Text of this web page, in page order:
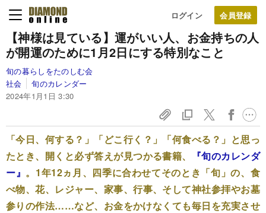
ログイン
【神様は見ている】運がいい人、お金持ちの人
が開運のために1月2日にする特別なこと
旬の暮らしをたのしむ会
社会
旬のカレンダー
2024年1月1日 3:30
「今日、何する？」「どこ行く？」「何食べる？」と思っ
たとき、開くと必ず答えが見つかる書籍、
『旬のカレンダ
ー』 。1年12ヵ月、四季に合わせてそのとき「旬」の、食
べ物、花、レジャー、家事、行事、そして神社参拝やお墓
参りの作法……など、お金をかけなくても毎日を充実させ